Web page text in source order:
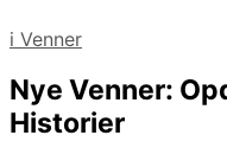
i Venner
Nye Venner:
Historier